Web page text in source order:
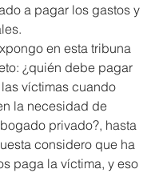
a pagar los gastos y
en esta tribuna
¿quién debe pagar
víctimas cuando
la necesidad de
privado?, hasta
considero que ha
paga la víctima, y eso